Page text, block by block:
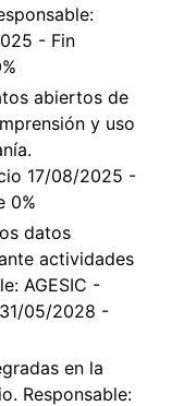
- Fin
abiertos de
y uso
17/08/2025 -
0%
datos
actividades
AGESIC -
05/2028 -
en la
Responsable: